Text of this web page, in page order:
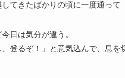
してきたばかりの頃に一度通っ
日は気分が違う。
、登るぞ！」と意気込んで、息を